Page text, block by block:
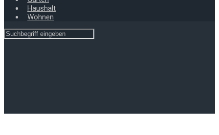
Haushalt
Wohnen